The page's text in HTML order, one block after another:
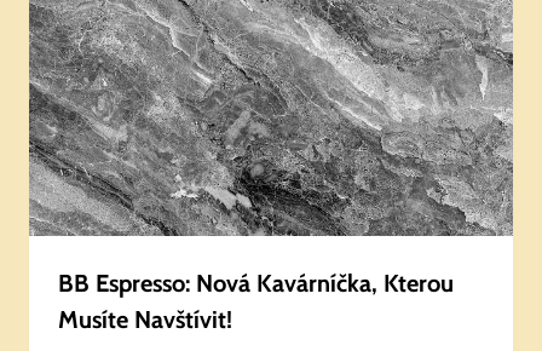
BB Espresso: Nová Kavárníčka, Kterou
Musíte Navštívit!